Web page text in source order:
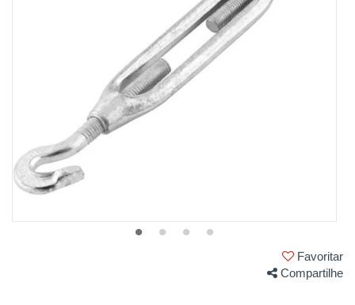
Favoritar
Compartilhe